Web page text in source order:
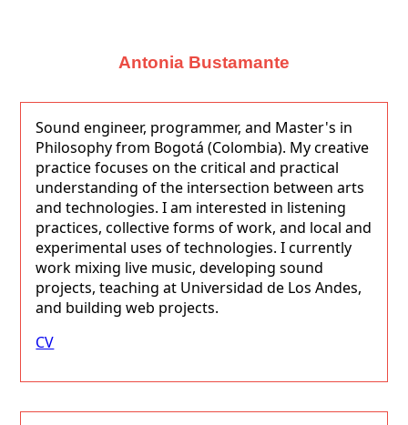
Antonia Bustamante
Sound engineer, programmer, and Master's in
Philosophy from Bogotá (Colombia). My creative
practice focuses on the critical and practical
understanding of the intersection between arts
and technologies. I am interested in listening
practices, collective forms of work, and local and
experimental uses of technologies. I currently
work mixing live music, developing sound
projects, teaching at Universidad de Los Andes,
and building web projects.
CV